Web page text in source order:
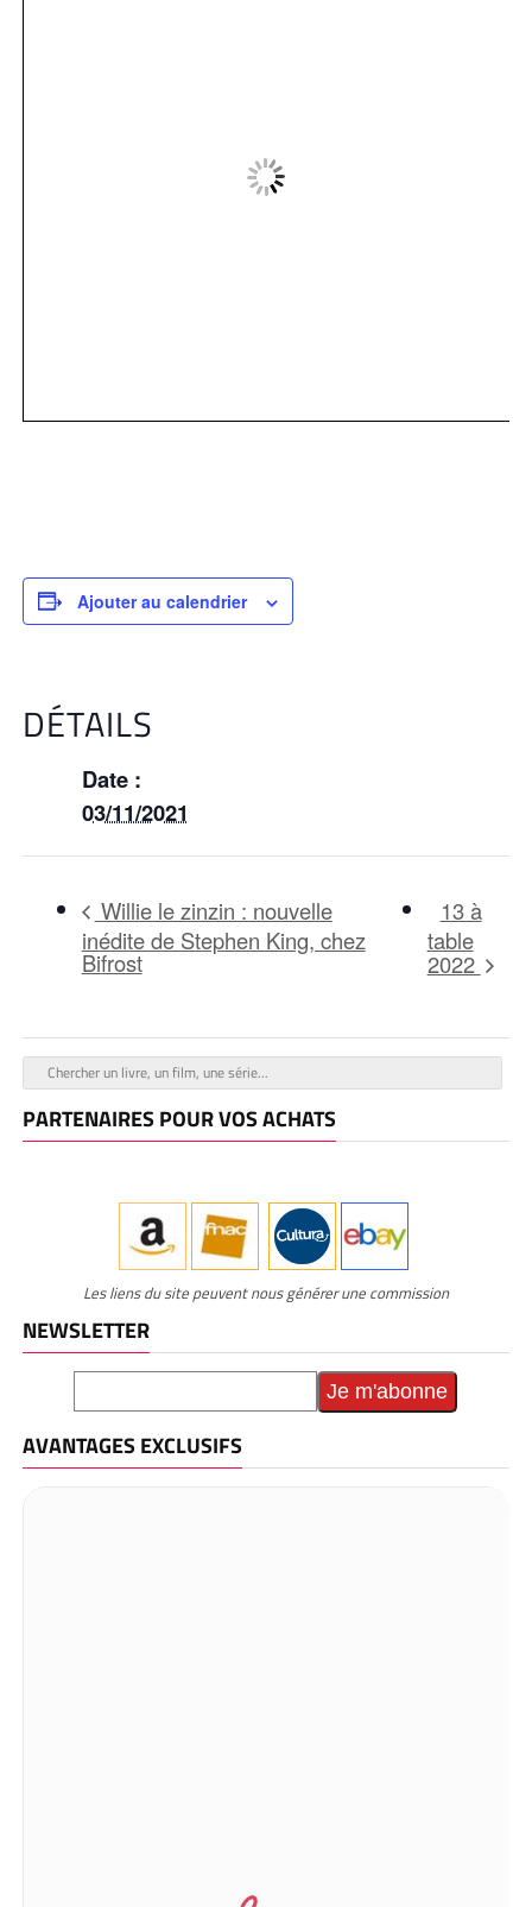
Ajouter au calendrier
DÉTAILS
Date :
03/11/2021
Willie le zinzin : nouvelle
inédite de Stephen King, chez
Bifrost
13 à
table
2022
PARTENAIRES POUR VOS ACHATS
Les liens du site peuvent nous générer une commission
NEWSLETTER
AVANTAGES EXCLUSIFS